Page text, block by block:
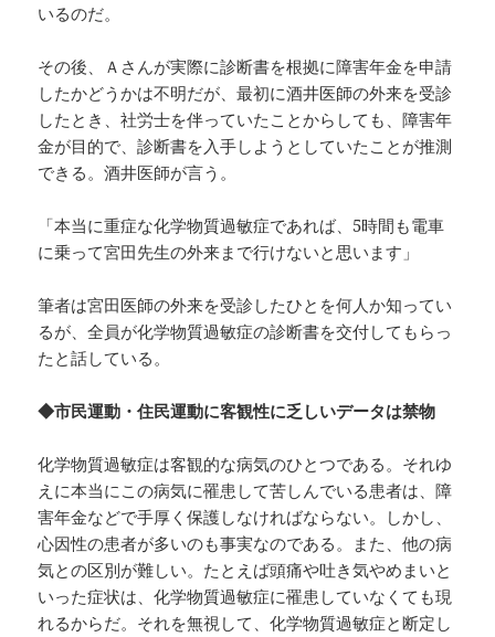
いるのだ。
その後、Ａさんが実際に診断書を根拠に障害年金を申請
したかどうかは不明だが、最初に酒井医師の外来を受診
したとき、社労士を伴っていたことからしても、障害年
金が目的で、診断書を入手しようとしていたことが推測
できる。酒井医師が言う。
「本当に重症な化学物質過敏症であれば、5時間も電車
に乗って宮田先生の外来まで行けないと思います」
筆者は宮田医師の外来を受診したひとを何人か知ってい
るが、全員が化学物質過敏症の診断書を交付してもらっ
たと話している。
◆市民運動・住民運動に客観性に乏しいデータは禁物
化学物質過敏症は客観的な病気のひとつである。それゆ
えに本当にこの病気に罹患して苦しんでいる患者は、障
害年金などで手厚く保護しなければならない。しかし、
心因性の患者が多いのも事実なのである。また、他の病
気との区別が難しい。たとえば頭痛や吐き気やめまいと
いった症状は、化学物質過敏症に罹患していなくても現
れるからだ。それを無視して、化学物質過敏症と断定し